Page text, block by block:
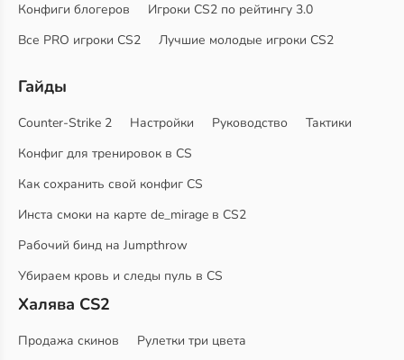
Конфиги блогеров
Игроки CS2 по рейтингу 3.0
Все PRO игроки CS2
Лучшие молодые игроки CS2
Гайды
Counter-Strike 2 Настройки Руководство
Тактики
Конфиг для тренировок в CS
Как сохранить свой конфиг CS
Инста смоки на карте de_mirage в CS2
Рабочий бинд на Jumpthrow
Убираем кровь и следы пуль в CS
Халява CS2
Продажа скинов
Рулетки три цвета